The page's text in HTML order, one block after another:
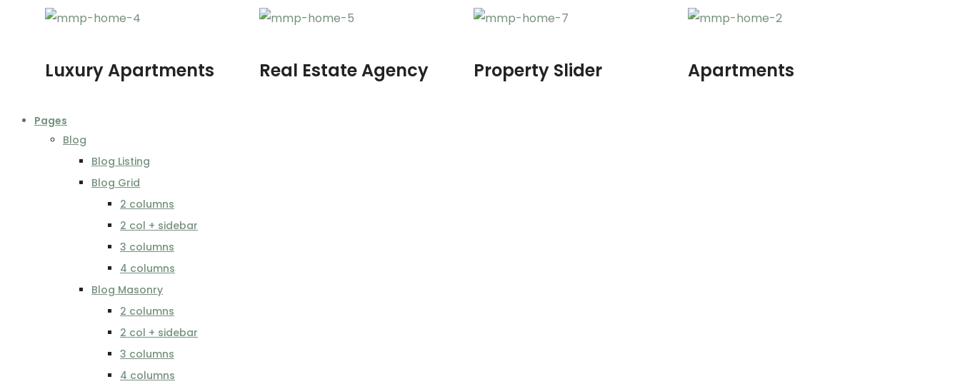
Luxury Apartments Real Estate Agency Property Slider Apartments
Pages
Blog
Blog Listing
Blog Grid
2 columns
2 col + sidebar
3 columns
4 columns
Blog Masonry
2 columns
2 col + sidebar
3 columns
4 columns